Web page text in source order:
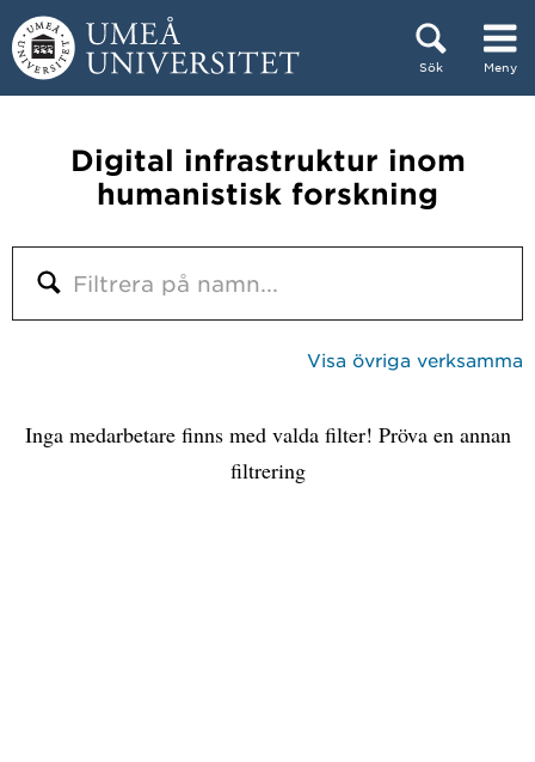
Hoppa direkt till innehållet
Sök Meny
Digital infrastruktur inom
humanistisk forskning
Visa övriga verksamma
Inga medarbetare finns med valda filter! Pröva en annan
filtrering